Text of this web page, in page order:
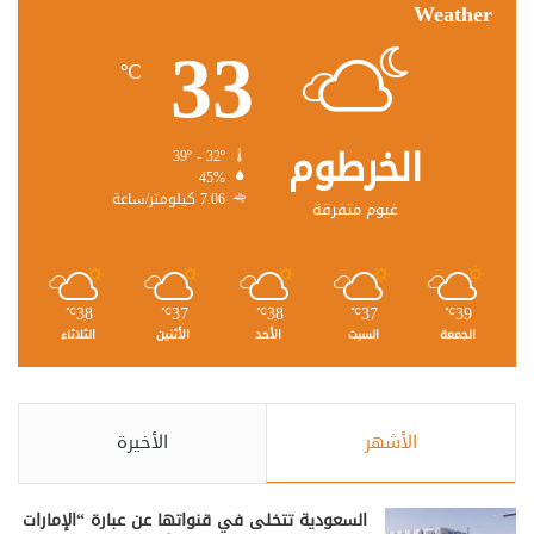
Weather
الخرطوم
غيوم متفرقة
33
℃
45%
7.06 كيلومتر/ساعة
39
℃
الجمعة
37
℃
السبت
38
℃
الأحد
37
℃
الأثنين
38
℃
الثلاثاء
الأشهر الأخيرة
السعودية تتخلى في قنواتها عن عبارة “الإمارات